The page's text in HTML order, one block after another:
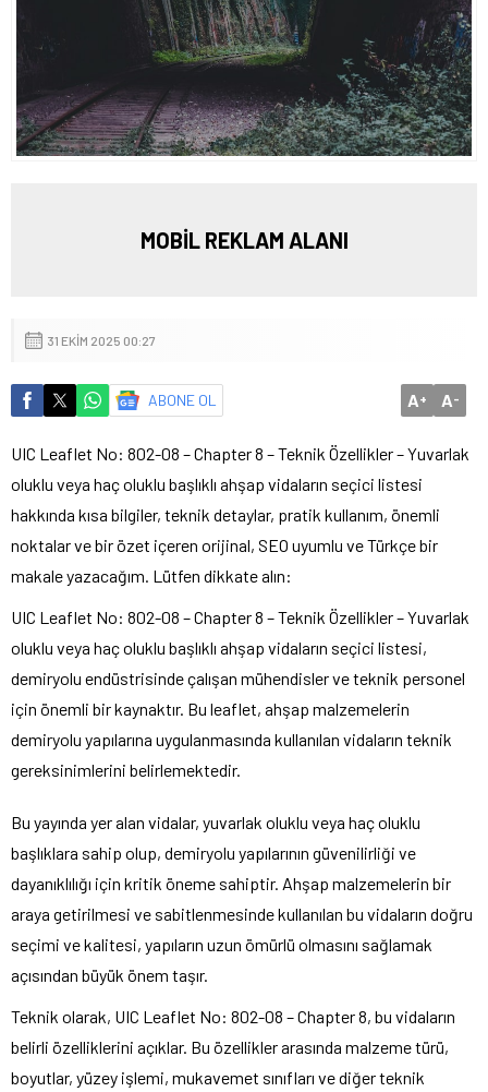
MOBİL REKLAM ALANI
31 EKIM 2025 00:27
ABONE OL A+ A-
UIC Leaflet No: 802-08 – Chapter 8 – Teknik Özellikler – Yuvarlak
oluklu veya haç oluklu başlıklı ahşap vidaların seçici listesi
hakkında kısa bilgiler, teknik detaylar, pratik kullanım, önemli
noktalar ve bir özet içeren orijinal, SEO uyumlu ve Türkçe bir
makale yazacağım. Lütfen dikkate alın:
UIC Leaflet No: 802-08 – Chapter 8 – Teknik Özellikler – Yuvarlak
oluklu veya haç oluklu başlıklı ahşap vidaların seçici listesi,
demiryolu endüstrisinde çalışan mühendisler ve teknik personel
için önemli bir kaynaktır. Bu leaflet, ahşap malzemelerin
demiryolu yapılarına uygulanmasında kullanılan vidaların teknik
gereksinimlerini belirlemektedir.
Bu yayında yer alan vidalar, yuvarlak oluklu veya haç oluklu
başlıklara sahip olup, demiryolu yapılarının güvenilirliği ve
dayanıklılığı için kritik öneme sahiptir. Ahşap malzemelerin bir
araya getirilmesi ve sabitlenmesinde kullanılan bu vidaların doğru
seçimi ve kalitesi, yapıların uzun ömürlü olmasını sağlamak
açısından büyük önem taşır.
Teknik olarak, UIC Leaflet No: 802-08 – Chapter 8, bu vidaların
belirli özelliklerini açıklar. Bu özellikler arasında malzeme türü,
boyutlar, yüzey işlemi, mukavemet sınıfları ve diğer teknik